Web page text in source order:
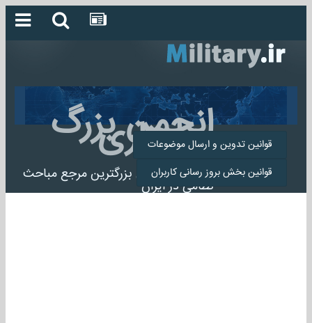
انجمن بزرگ
میلیتاری
انجمن میلیتاری بزرگترین مرجع مباحث
نظامی در ایران
قوانین تدوین و ارسال موضوعات
قوانین بخش بروز رسانی کاربران